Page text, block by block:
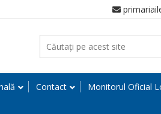
Contact Monitorul Oficial